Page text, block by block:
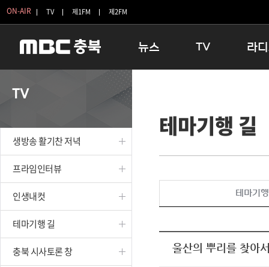
ON-AIR TV 제1FM 제2FM
뉴스
보은
옥천
TV
인생내컷
테마기행 길
시청자 FLEX
종영프로그램
라
16:00
우리 고
TV
생방송 활기찬 저녁
프라임인터뷰
인생내컷
테마기행 길
충북 시사토론 창
테마기행 길
테마기
울산의 뿌리를 찾아